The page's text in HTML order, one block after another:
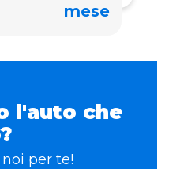
mese
l'auto che
per te!